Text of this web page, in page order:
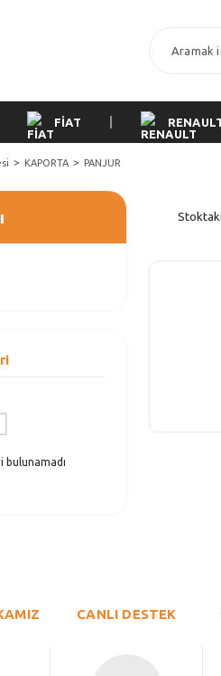
FİAT
KAPORTA PANJUR
CANLI DESTEK